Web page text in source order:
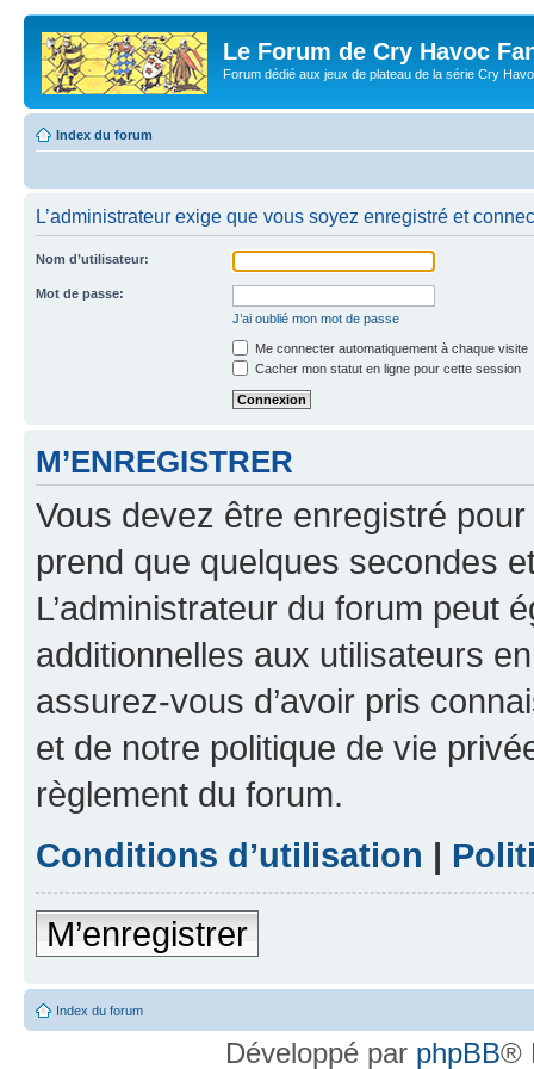
Le Forum de Cry Havoc
Forum dédié aux jeux de plateau de la série Cry
Index du forum
L’administrateur exige que vous soyez enregistré et
Nom d’utilisateur:
Mot de passe:
J’ai oublié mon mot de passe
Me connecter automatiquement à chaque visite
Cacher mon statut en ligne pour cette session
M’ENREGISTRER
Vous devez être enregistré
prend que quelques secondes
L’administrateur du forum peut
additionnelles aux utilisateurs
assurez-vous d’avoir pris
et de notre politique de vie
règlement du forum.
Conditions d’utilisation |
M’enregistrer
Index du forum
Développé par phpBB®